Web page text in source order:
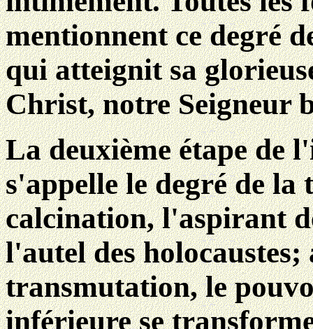
mentionnent ce degré
qui atteignit sa
Christ, notre Seigneur
La deuxième étape de
s'appelle le degré de
calcination, l'aspirant
l'autel des holocaustes;
transmutation, le
inférieure se